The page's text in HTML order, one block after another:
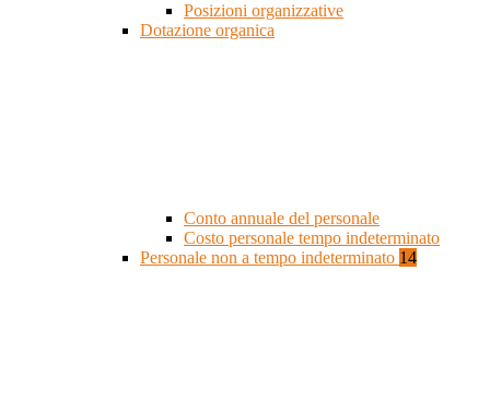
Posizioni organizzative
Dotazione organica
Conto annuale del personale
Costo personale tempo indeterminato
Personale non a tempo indeterminato 14